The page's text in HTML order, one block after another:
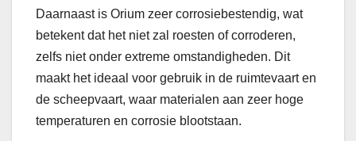
Daarnaast is Orium zeer corrosiebestendig, wat
betekent dat het niet zal roesten of corroderen,
zelfs niet onder extreme omstandigheden. Dit
maakt het ideaal voor gebruik in de ruimtevaart en
de scheepvaart, waar materialen aan zeer hoge
temperaturen en corrosie blootstaan.